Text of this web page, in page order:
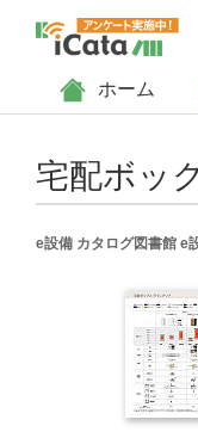
ホーム
宅配ボッ
e設備 カタログ図書館 e